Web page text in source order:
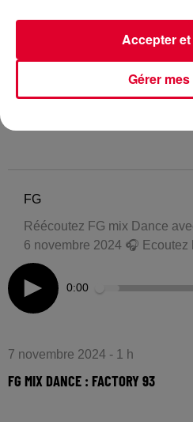
FG
Réécoutez FG mix Dance
6 novembre 2024 🎧
0:00
7 novembre 2024 - 1 h
FG MIX DANCE : FACTORY 93
Gérer
Accepter